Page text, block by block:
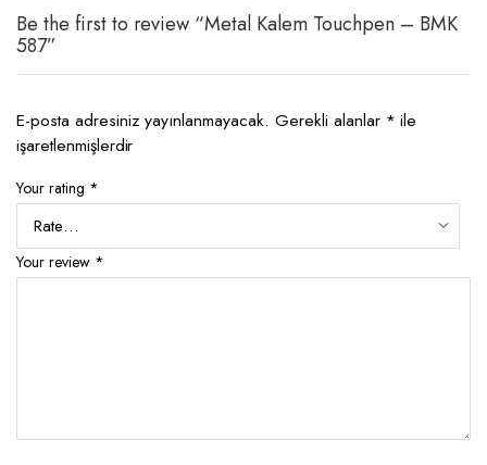
Be the first to review “Metal Kalem Touchpen – BMK
587”
E-posta adresiniz yayınlanmayacak. Gerekli alanlar * ile
işaretlenmişlerdir
Your rating *
Your review *